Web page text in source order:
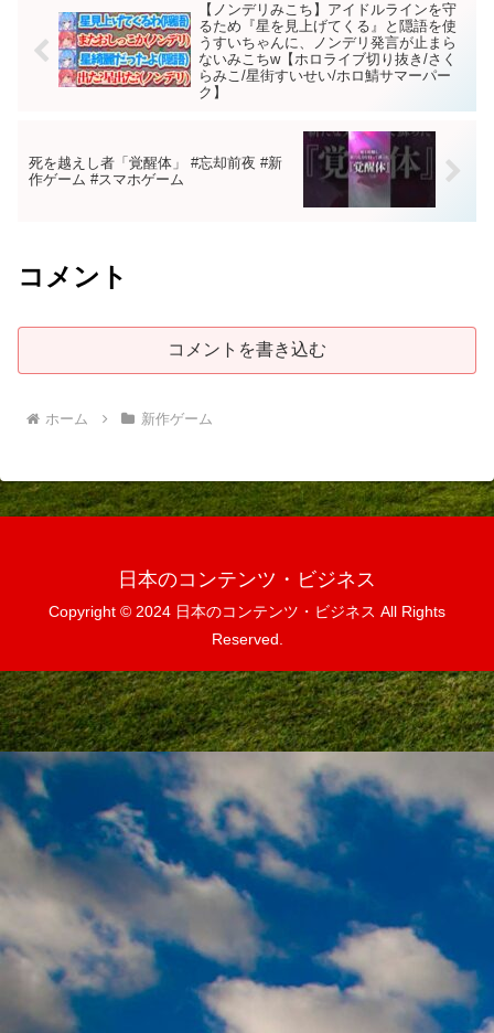
【ノンデリみこち】アイドルラインを守
るため『星を見上げてくる』と隠語を使
うすいちゃんに、ノンデリ発言が止まら
ないみこちw【ホロライブ切り抜き/さく
らみこ/星街すいせい/ホロ鯖サマーパー
ク】
死を越えし者「覚醒体」 #忘却前夜 #新
作ゲーム #スマホゲーム
コメント
コメントを書き込む
ホーム 新作ゲーム
日本のコンテンツ・ビジネス
Copyright © 2024 日本のコンテンツ・ビジネス All Rights
Reserved.